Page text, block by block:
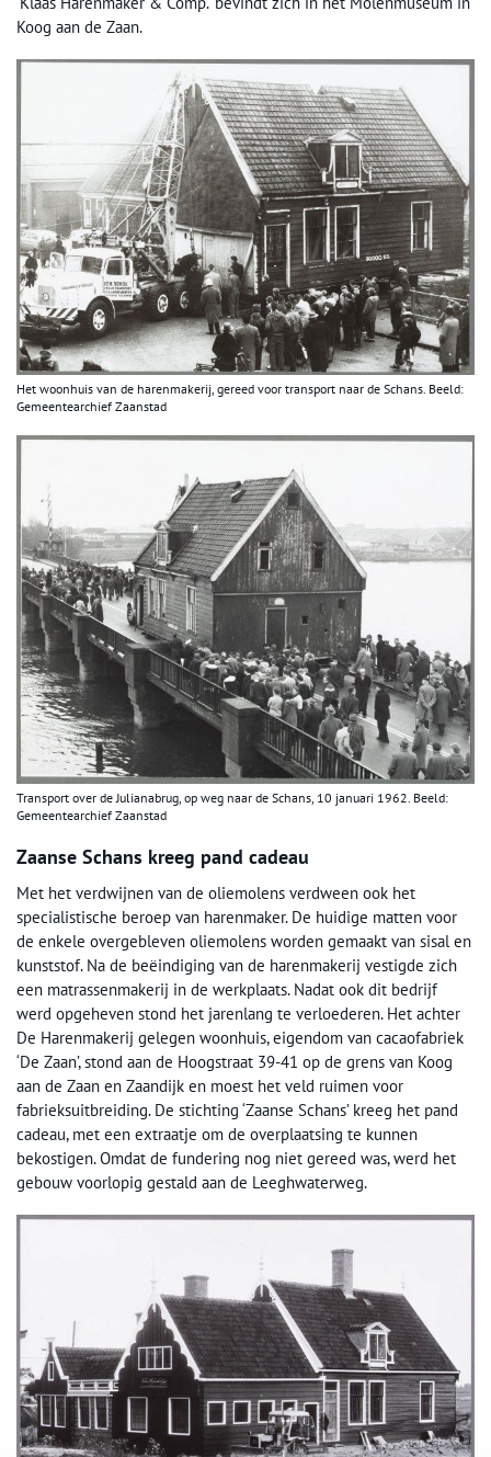
Koog aan de Zaan.
Het woonhuis van de harenmakerij, gereed voor transport naar de Schans. Beeld:
Gemeentearchief Zaanstad
Transport over de Julianabrug, op weg naar de Schans, 10 januari 1962. Beeld:
Gemeentearchief Zaanstad
Zaanse Schans kreeg pand cadeau
Met het verdwijnen van de oliemolens verdween ook het
specialistische beroep van harenmaker. De huidige matten voor
de enkele overgebleven oliemolens worden gemaakt van sisal en
kunststof. Na de beëindiging van de harenmakerij vestigde zich
een matrassenmakerij in de werkplaats. Nadat ook dit bedrijf
werd opgeheven stond het jarenlang te verloederen. Het achter
De Harenmakerij gelegen woonhuis, eigendom van cacaofabriek
‘De Zaan’, stond aan de Hoogstraat 39-41 op de grens van Koog
aan de Zaan en Zaandijk en moest het veld ruimen voor
fabrieksuitbreiding. De stichting ‘Zaanse Schans’ kreeg het pand
cadeau, met een extraatje om de overplaatsing te kunnen
bekostigen. Omdat de fundering nog niet gereed was, werd het
gebouw voorlopig gestald aan de Leeghwaterweg.